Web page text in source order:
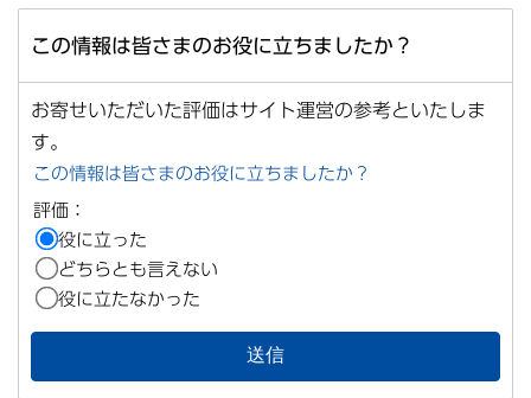
この情報は皆さまのお役に立ちましたか？
お寄せいただいた評価はサイト運営の参考といたしま
す。
この情報は皆さまのお役に立ちましたか？
評価：
役に立った
どちらとも言えない
役に立たなかった